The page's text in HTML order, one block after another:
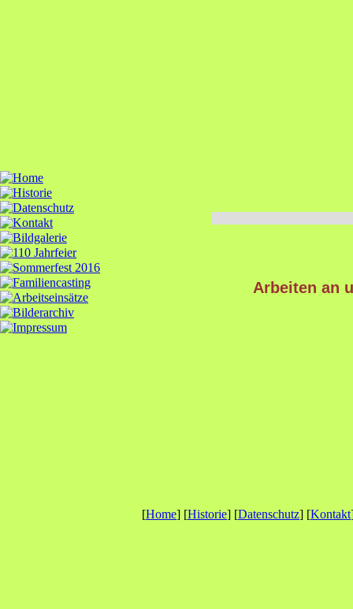
Arbeiten an
[Home] [Historie] [Datenschutz] [Kontakt